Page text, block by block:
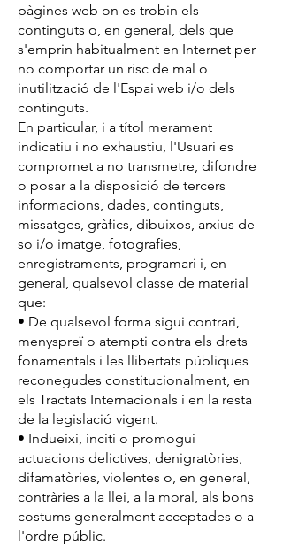
pàgines web on es trobin els
continguts o, en general, dels que
s'emprin habitualment en Internet per
no comportar un risc de mal o
inutilització de l'Espai web i/o dels
continguts.
En particular, i a títol merament
indicatiu i no exhaustiu, l'Usuari es
compromet a no transmetre, difondre
o posar a la disposició de tercers
informacions, dades, continguts,
missatges, gràfics, dibuixos, arxius de
so i/o imatge, fotografies,
enregistraments, programari i, en
general, qualsevol classe de material
que:
• De qualsevol forma sigui contrari,
menyspreï o atempti contra els drets
fonamentals i les llibertats públiques
reconegudes constitucionalment, en
els Tractats Internacionals i en la resta
de la legislació vigent.
• Indueixi, inciti o promogui
actuacions delictives, denigratòries,
difamatòries, violentes o, en general,
contràries a la llei, a la moral, als bons
costums generalment acceptades o a
l'ordre públic.